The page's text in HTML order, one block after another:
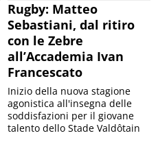
Rugby: Matteo
Sebastiani, dal ritiro
con le Zebre
all’Accademia Ivan
Francescato
Inizio della nuova stagione
agonistica all'insegna delle
soddisfazioni per il giovane
talento dello Stade Valdôtain